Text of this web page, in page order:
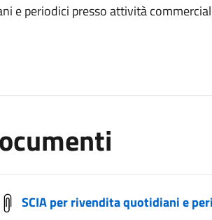
e periodici presso attività
SCIA per rivendita quotidiani e